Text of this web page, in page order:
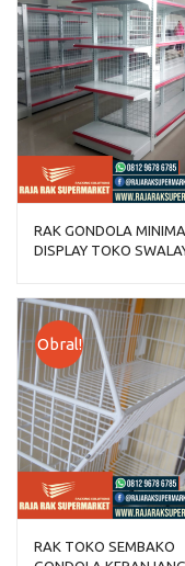
RAK GONDOLA
DISPLAY TOKO
Obral!
RAK TOKO SEMBAKO